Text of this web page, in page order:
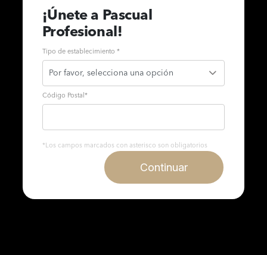
¡Únete a Pascual
Profesional!
Tipo de establecimiento *
Código Postal*
*Los campos marcados con asterisco son obligatorios
Continuar